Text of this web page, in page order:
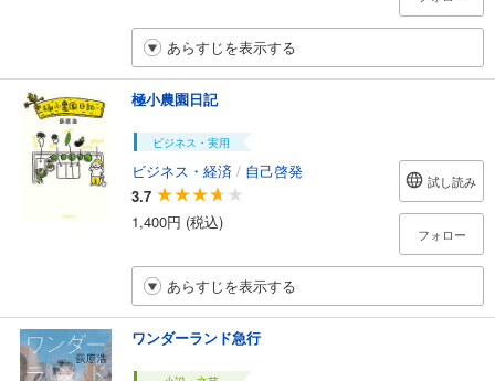
あらすじを表示する
極小農園日記
ビジネス・実用
ビジネス・経済 / 自己啓発
3.7
1,400円 (税込)
試し読み
フォロー
あらすじを表示する
ワンダーランド急行